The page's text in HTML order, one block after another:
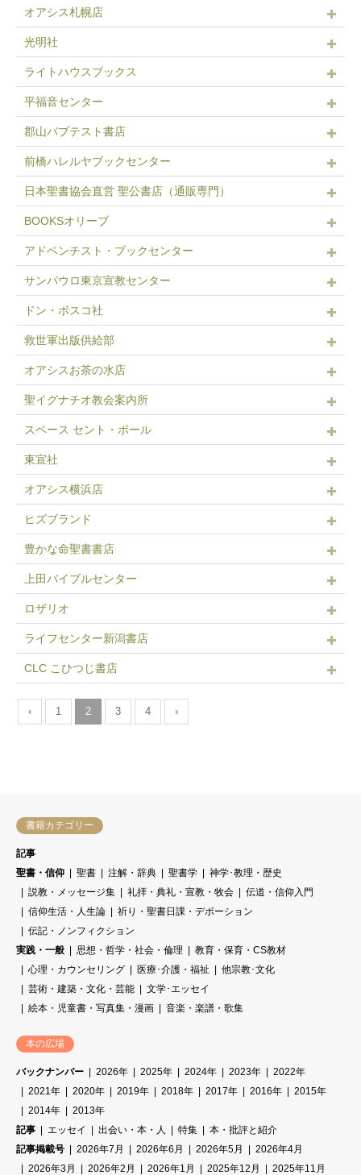
オアシス札幌店
光明社
ライトハウスブックス
平福音センター
郡山バプテスト書店
前橋ハレルヤブックセンター
日本聖書協会直営 聖公書店（通販専門）
BOOKSオリーブ
アドベンチスト・ブックセンター
サンパウロ東京宣教センター
ドン・ボスコ社
救世軍出版供給部
オアシスお茶の水店
聖イグナチオ教会案内所
スペース セント・ポール
東宣社
オアシス横浜店
ヒズブランド
豊かな命聖書書店
上田バイブルセンター
ロザリオ
ライフセンター新潟書店
CLC こひつじ書店
‹ 1 2 3 4 ›
書籍カテゴリー
記事
聖書・信仰
聖書 注解・辞典 聖書学
神学･教理・歴史
説教・メッセージ集
礼拝・典礼・宣教・牧会
伝道・信仰入門
信仰生活・人生論
祈り・聖書日課・デボーション
伝記・ノンフィクション
実践・一般
思想・哲学・社会・倫理
教育・保育・CS教材
心理・カウンセリング
医療･介護・福祉
他宗教･文化
芸術・建築・文化・芸能
文学･エッセイ
絵本・児童書・写真集・漫画
音楽・楽譜・歌集
本の広場
バックナンバー 2026年 2025年 2024年 2023年
2022年
2021年
2020年 2019年 2018年 2017年 2016年
2015年
2014年
2013年
記事
エッセイ 出会い・本・人 特集
本・批評と紹介
記事掲載号
2026年7月 2026年6月 2026年5月
2026年4月
2026年3月
2026年2月 2026年1月 2025年12月
2025年11月